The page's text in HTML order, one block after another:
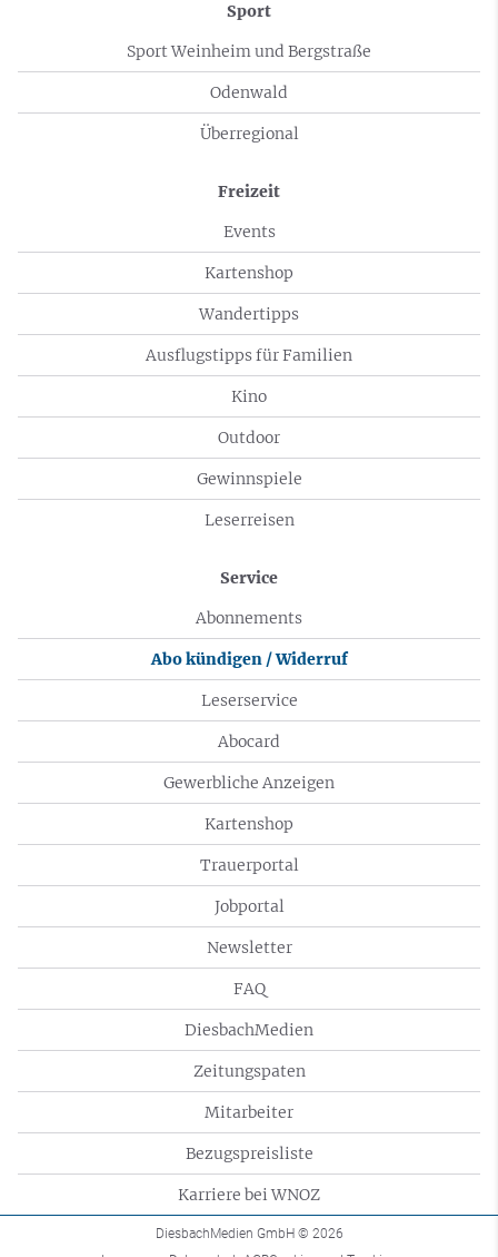
Sport
Sport Weinheim und Bergstraße
Odenwald
Überregional
Freizeit
Events
Kartenshop
Wandertipps
Ausflugstipps für Familien
Kino
Outdoor
Gewinnspiele
Leserreisen
Service
Abonnements
Abo kündigen / Widerruf
Leserservice
Abocard
Gewerbliche Anzeigen
Kartenshop
Trauerportal
Jobportal
Newsletter
FAQ
DiesbachMedien
Zeitungspaten
Mitarbeiter
Bezugspreisliste
Karriere bei WNOZ
DiesbachMedien GmbH © 2026